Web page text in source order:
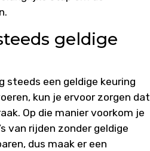
geldige
een geldige keuring
kun je ervoor zorgen dat
Op die manier voorkom je
van rijden zonder geldige
dus maak er een